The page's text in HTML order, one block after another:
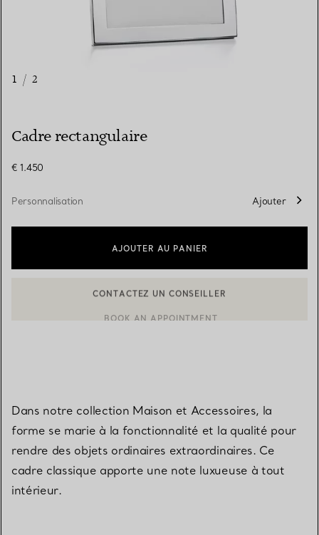
1 / 2
Cadre rectangulaire
€ 1.450
Personnalisation Ajouter
AJOUTER AU PANIER
CONTACTEZ UN CONSEILLER
Dans notre collection Maison et Accessoires, la
forme se marie à la fonctionnalité et la qualité pour
rendre des objets ordinaires extraordinaires. Ce
cadre classique apporte une note luxueuse à tout
intérieur.